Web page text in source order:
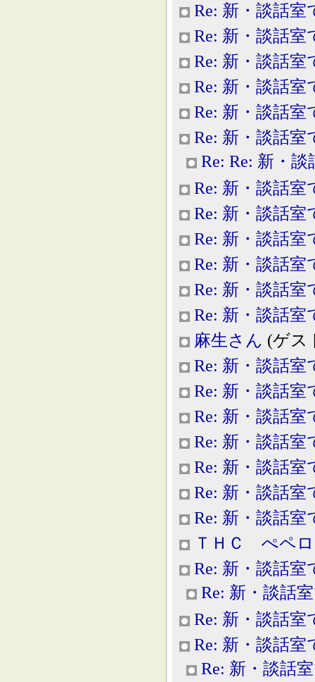
Re: 新・談話室
Re: 新・談話室
Re: 新・談話室
Re: 新・談話室
Re: 新・談話室
Re: 新・談話室
Re: Re: 新・
Re: 新・談話室
Re: 新・談話室
Re: 新・談話室
Re: 新・談話室
Re: 新・談話室
Re: 新・談話室
麻生さん (ゲス
Re: 新・談話室
Re: 新・談話室
Re: 新・談話室
Re: 新・談話室
Re: 新・談話室
Re: 新・談話室
Re: 新・談話室
ＴＨＣ ぺペ
Re: 新・談話室
Re: 新・談話
Re: 新・談話室
Re: 新・談話室
Re: 新・談話